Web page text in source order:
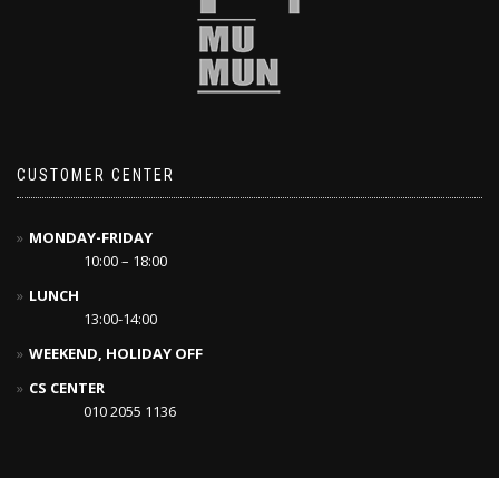
CUSTOMER CENTER
MONDAY-FRIDAY
10:00 – 18:00
LUNCH
13:00-14:00
WEEKEND, HOLIDAY OFF
CS CENTER
010 2055 1136